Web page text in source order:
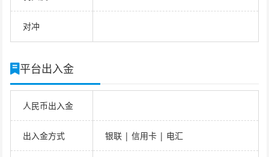
对冲
平台出入金
人民币出入金
出入金方式 银联 | 信用卡 | 电汇